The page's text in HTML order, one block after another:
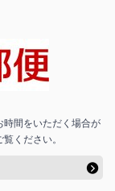
時間をいただく場合が
ください。